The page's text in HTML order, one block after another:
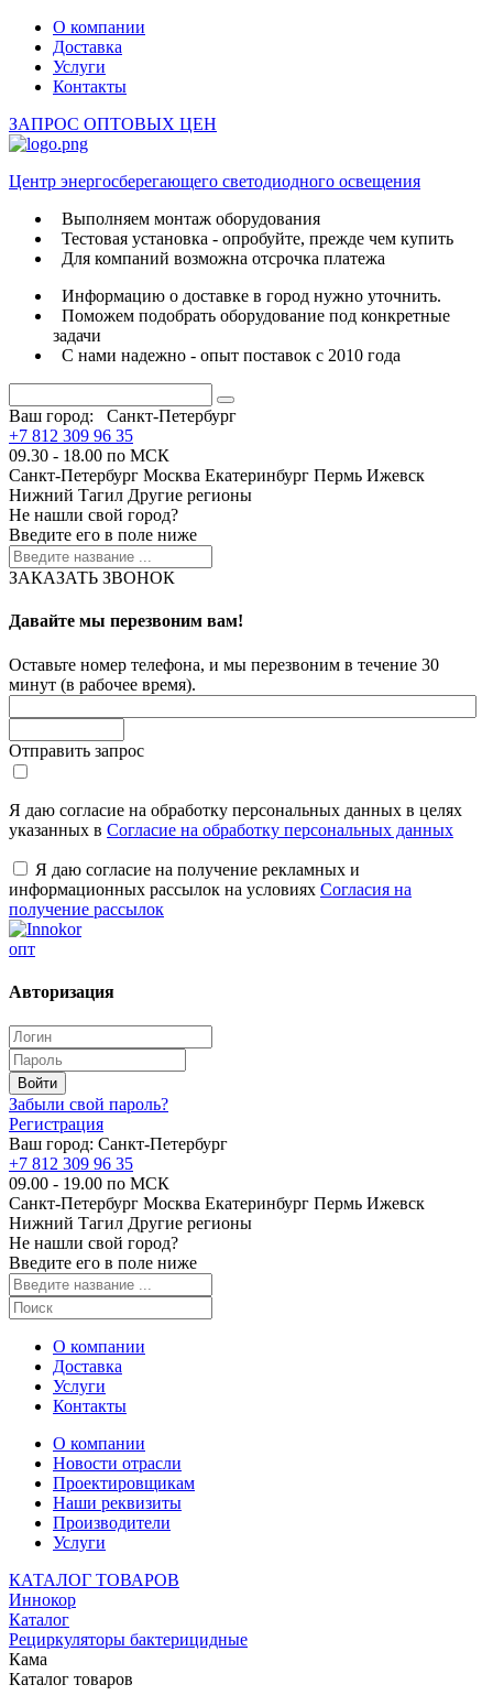
О компании
Доставка
Услуги
Контакты
ЗАПРОС ОПТОВЫХ ЦЕН
Центр энергосберегающего светодиодного освещения
Выполняем монтаж оборудования
Тестовая установка - опробуйте, прежде чем купить
Для компаний возможна отсрочка платежа
Информацию о доставке в город нужно уточнить.
Поможем подобрать оборудование под конкретные
задачи
С нами надежно - опыт поставок с 2010 года
Ваш город:
Санкт-Петербург
+7 812 309 96 35
09.30 - 18.00 по МСК
Санкт-Петербург Москва Екатеринбург Пермь Ижевск
Нижний Тагил Другие регионы
Не нашли свой город?
Введите его в поле ниже
ЗАКАЗАТЬ ЗВОНОК
Давайте мы перезвоним вам!
Оставьте номер телефона, и мы перезвоним в течение 30
минут (в рабочее время).
Отправить запрос
Я даю согласие на обработку персональных данных в целях
указанных в Согласие на обработку персональных данных
Я даю согласие на получение рекламных и
информационных рассылок на условиях Согласия на
получение рассылок
опт
Авторизация
Забыли свой пароль?
Регистрация
Ваш город: Санкт-Петербург
+7 812 309 96 35
09.00 - 19.00 по МСК
Санкт-Петербург Москва Екатеринбург Пермь Ижевск
Нижний Тагил Другие регионы
Не нашли свой город?
Введите его в поле ниже
О компании
Доставка
Услуги
Контакты
О компании
Новости отрасли
Проектировщикам
Наши реквизиты
Производители
Услуги
КАТАЛОГ ТОВАРОВ
Иннокор
Каталог
Рециркуляторы бактерицидные
Кама
Каталог товаров